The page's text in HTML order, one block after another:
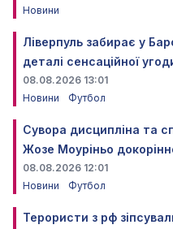
Новини
Ліверпуль забирає у
деталі сенсаційної
08.08.2026 13:01
Новини
Футбол
Сувора дисципліна та
Жозе Моуріньо
08.08.2026 12:01
Новини
Футбол
Терористи з рф